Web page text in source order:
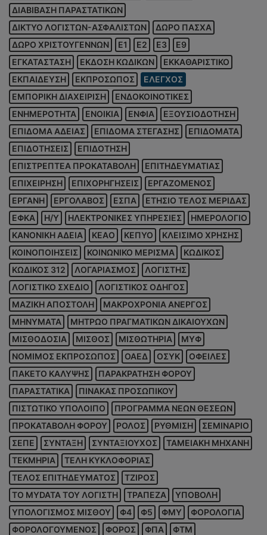
ΔΙΑΒΙΒΑΣΗ ΠΑΡΑΣΤΑΤΙΚΩΝ
ΔΙΚΤΥΟ ΛΟΓΙΣΤΩΝ-ΑΣΦΑΛΙΣΤΩΝ
ΔΩΡΟ ΠΑΣΧΑ
ΔΩΡΟ ΧΡΙΣΤΟΥΓΕΝΝΩΝ
Ε1 Ε2 Ε3
Ε9
ΕΓΚΑΤΑΣΤΑΣΗ
ΕΚΔΟΣΗ ΚΩΔΙΚΩΝ
ΕΚΚΑΘΑΡΙΣΤΙΚΟ
ΕΚΠΑΙΔΕΥΣΗ
ΕΚΠΡΟΣΩΠΟΣ
ΕΛΕΓΧΟΣ
ΕΜΠΟΡΙΚΗ ΔΙΑΧΕΙΡΙΣΗ
ΕΝΔΟΚΟΙΝΟΤΙΚΕΣ
ΕΝΗΜΕΡΟΤΗΤΑ
ΕΝΟΙΚΙΑ ΕΝΦΙΑ
ΕΞΟΥΣΙΟΔΟΤΗΣΗ
ΕΠΙΔΟΜΑ ΑΔΕΙΑΣ
ΕΠΙΔΟΜΑ ΣΤΕΓΑΣΗΣ
ΕΠΙΔΟΜΑΤΑ
ΕΠΙΔΟΤΗΣΕΙΣ
ΕΠΙΔΟΤΗΣΗ
ΕΠΙΣΤΡΕΠΤΕΑ ΠΡΟΚΑΤΑΒΟΛΗ
ΕΠΙΤΗΔΕΥΜΑΤΙΑΣ
ΕΠΙΧΕΙΡΗΣΗ
ΕΠΙΧΟΡΗΓΗΣΕΙΣ
ΕΡΓΑΖΟΜΕΝΟΣ
ΕΡΓΑΝΗ
ΕΡΓΟΛΑΒΟΣ ΕΣΠΑ
ΕΤΗΣΙΟ ΤΕΛΟΣ ΜΕΡΙΔΑΣ
ΕΦΚΑ
Η/Υ ΗΛΕΚΤΡΟΝΙΚΕΣ ΥΠΗΡΕΣΙΕΣ
ΗΜΕΡΟΛΟΓΙΟ
ΚΑΝΟΝΙΚΗ ΑΔΕΙΑ
ΚΕΑΟ ΚΕΠΥΟ
ΚΛΕΙΣΙΜΟ ΧΡΗΣΗΣ
ΚΟΙΝΟΠΟΙΗΣΕΙΣ
ΚΟΙΝΩΝΙΚΟ ΜΕΡΙΣΜΑ
ΚΩΔΙΚΟΣ
ΚΩΔΙΚΟΣ 312
ΛΟΓΑΡΙΑΣΜΟΣ
ΛΟΓΙΣΤΗΣ
ΛΟΓΙΣΤΙΚΟ ΣΧΕΔΙΟ
ΛΟΓΙΣΤΙΚΟΣ ΟΔΗΓΟΣ
ΜΑΖΙΚΗ ΑΠΟΣΤΟΛΗ
ΜΑΚΡΟΧΡΟΝΙΑ ΑΝΕΡΓΟΣ
ΜΗΝΥΜΑΤΑ
ΜΗΤΡΩΟ ΠΡΑΓΜΑΤΙΚΩΝ ΔΙΚΑΙΟΥΧΩΝ
ΜΙΣΘΟΔΟΣΙΑ
ΜΙΣΘΟΣ ΜΙΣΘΩΤΗΡΙΑ
ΜΥΦ
ΝΟΜΙΜΟΣ ΕΚΠΡΟΣΩΠΟΣ
ΟΑΕΔ ΟΣΥΚ
ΟΦΕΙΛΕΣ
ΠΑΚΕΤΟ ΚΑΛΥΨΗΣ
ΠΑΡΑΚΡΑΤΗΣΗ ΦΟΡΟΥ
ΠΑΡΑΣΤΑΤΙΚΑ
ΠΙΝΑΚΑΣ ΠΡΟΣΩΠΙΚΟΥ
ΠΙΣΤΩΤΙΚΟ ΥΠΟΛΟΙΠΟ
ΠΡΟΓΡΑΜΜΑ ΝΕΩΝ ΘΕΣΕΩΝ
ΠΡΟΚΑΤΑΒΟΛΗ ΦΟΡΟΥ
ΡΟΛΟΣ ΡΥΘΜΙΣΗ
ΣΕΜΙΝΑΡΙΟ
ΣΕΠΕ
ΣΥΝΤΑΞΗ ΣΥΝΤΑΞΙΟΥΧΟΣ
ΤΑΜΕΙΑΚΗ ΜΗΧΑΝΗ
ΤΕΚΜΗΡΙΑ
ΤΕΛΗ ΚΥΚΛΟΦΟΡΙΑΣ
ΤΕΛΟΣ ΕΠΙΤΗΔΕΥΜΑΤΟΣ
ΤΖΙΡΟΣ
ΤΟ MYDATA ΤΟΥ ΛΟΓΙΣΤΗ
ΤΡΑΠΕΖΑ
ΥΠΟΒΟΛΗ
ΥΠΟΛΟΓΙΣΜΟΣ ΜΙΣΘΟΥ
Φ4 Φ5 ΦΜΥ
ΦΟΡΟΛΟΓΙΑ
ΦΟΡΟΛΟΓΟΥΜΕΝΟΣ
ΦΟΡΟΣ ΦΠΑ
ΦΤΜ